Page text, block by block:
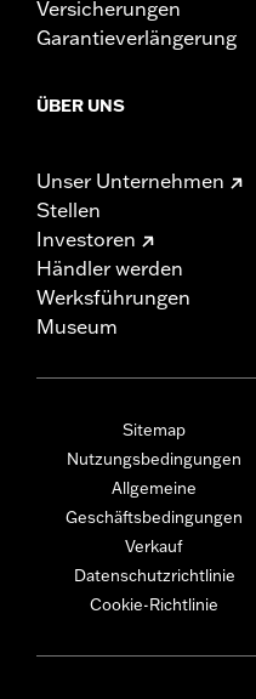
Versicherungen
Garantieverlängerung
ÜBER UNS
Unser Unternehmen
Stellen
Investoren
Händler werden
Werksführungen
Museum
Sitemap
Nutzungsbedingungen
Allgemeine
Geschäftsbedingungen
Verkauf
Datenschutzrichtlinie
Cookie-Richtlinie